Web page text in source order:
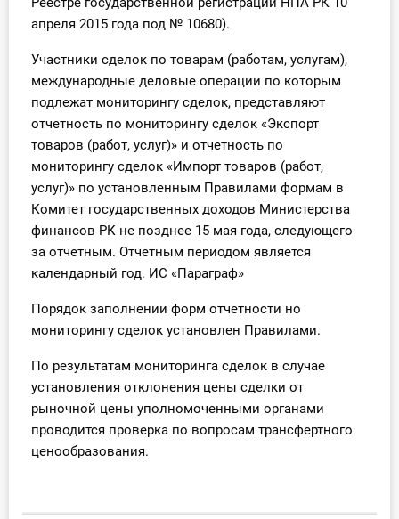
апреля 2015 года под № 10680).
Участники сделок по товарам (работам, услугам),
международные деловые операции по которым
подлежат мониторингу сделок, представляют
отчетность по мониторингу сделок «Экспорт
товаров (работ, услуг)» и отчетность по
мониторингу сделок «Импорт товаров (работ,
услуг)» по установленным Правилами формам в
Комитет государственных доходов Министерства
финансов РК не позднее 15 мая года, следующего
за отчетным. Отчетным периодом является
календарный год. ИС «Параграф»
Порядок заполнении форм отчетности но
мониторингу сделок установлен Правилами.
По результатам мониторинга сделок в случае
установления отклонения цены сделки от
рыночной цены уполномоченными органами
проводится проверка по вопросам трансфертного
ценообразования.